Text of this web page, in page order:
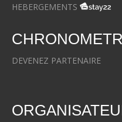
HEBERGEMENTS
DEVENEZ PARTENAIRE